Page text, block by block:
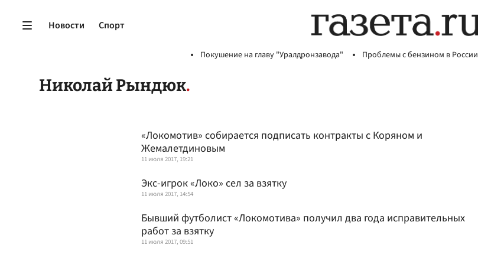
Новости Спорт
Покушение на главу "Уралдронзавода" Проблемы с бензином в России
Николай Рындюк
«Локомотив» собирается подписать контракты с Коряном и
Жемалетдиновым
11 июля 2017, 19:21
Экс-игрок «Локо» сел за взятку
11 июля 2017, 14:54
Бывший футболист «Локомотива» получил два года исправительных
работ за взятку
11 июля 2017, 09:51